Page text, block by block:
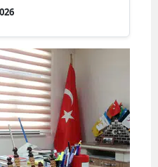
Elazığ
Erzincan
Erzurum
Eskişehir
Gaziantep